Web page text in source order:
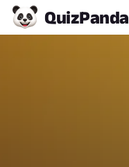
QuizPanda